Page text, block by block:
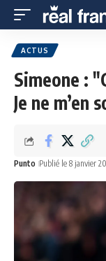
ACTUS
Simeone :
Je ne m’en
Punto Publié le 8 janvier